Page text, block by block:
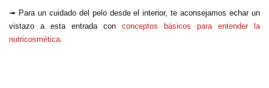
➟ Para un cuidado del pelo desde el interior, te aconsejamos echar un
vistazo a esta entrada con conceptos básicos para entender la
nutricosmética